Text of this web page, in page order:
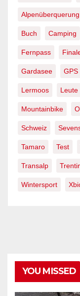
Alpenüberquerung
Buch Camping
Fernpass
Gardasee GPS
Lermoos Leute
Mountainbike
Schweiz
Tamaro Test
Transalp
Wintersport
YOU MISSED